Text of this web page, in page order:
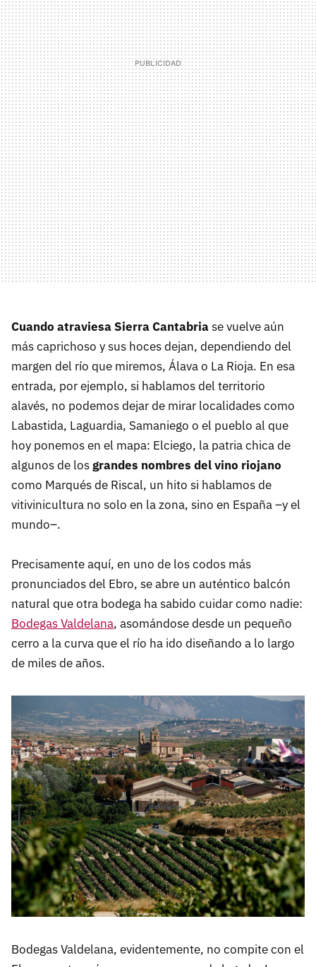
Cuando atraviesa Sierra Cantabriase vuelve aún
más caprichoso y sus hoces dejan, dependiendo del
margen del río que miremos, Álava o La Rioja. En esa
entrada, por ejemplo, si hablamos del territorio
alavés, no podemos dejar de mirar localidades como
Labastida, Laguardia, Samaniego o el pueblo al que
hoy ponemos en el mapa: Elciego, la patria chica de
algunos de losgrandes nombres del vino riojano
como Marqués de Riscal, un hito si hablamos de
vitivinicultura no solo en la zona, sino en España –y el
mundo–.
Precisamente aquí, en uno de los codos más
pronunciados del Ebro, se abre un auténtico balcón
natural que otra bodega ha sabido cuidar como nadie:
Bodegas Valdelana, asomándose desde un pequeño
cerro a la curva que el río ha ido diseñando a lo largo
de miles de años.
Bodegas Valdelana, evidentemente, no compite con el